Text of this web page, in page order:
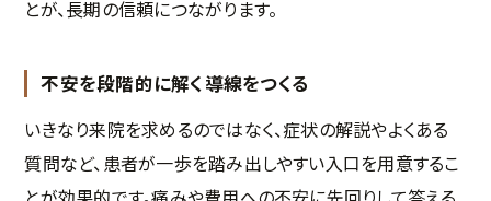
とが、長期の信頼につながります。
不安を段階的に解く導線をつくる
いきなり来院を求めるのではなく、症状の解説やよくある
質問など、患者が一歩を踏み出しやすい入口を用意するこ